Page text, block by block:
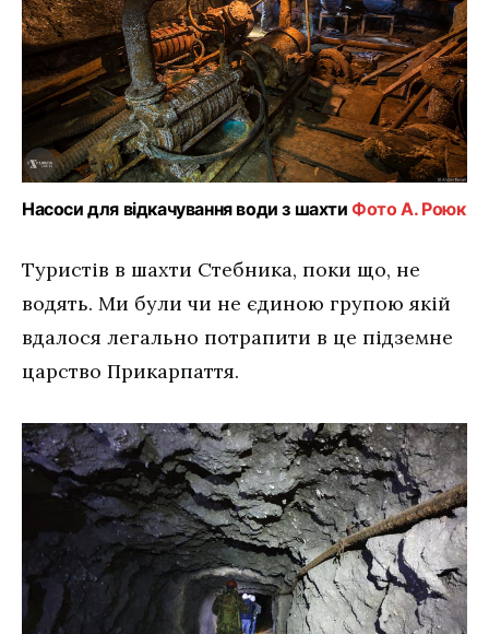
Насоси для відкачування води з шахтиФото А. Роюк
Туристів в шахти Стебника, поки що, не
водять. Ми були чи не єдиною групою якій
вдалося легально потрапити в це підземне
царство Прикарпаття.